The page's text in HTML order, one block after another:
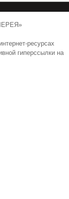
ресурсах
гиперссылки на